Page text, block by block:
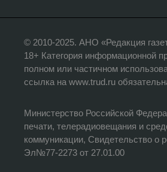
© 2010-2025. АНО «Редакция
18+ Категория информационной
полном или частичном
ссылка на www.trud.ru
Министерство Российской
печати, телерадиовещания и
коммуникации, Свидетельство о
Эл№77-2273 от 27.01.00